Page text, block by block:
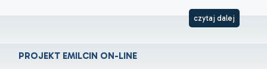
czytaj dalej
PROJEKT EMILCIN ON-LINE